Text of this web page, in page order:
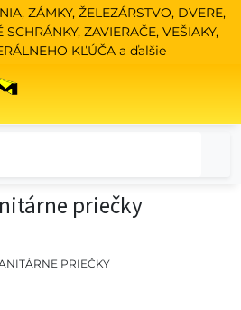
ZÁMKY, ŽELEZÁRSTVO, DVERE,
ZAVIERAČE, VEŠIAKY,
KĽÚČA a ďalšie
priečky
PRIEČKY